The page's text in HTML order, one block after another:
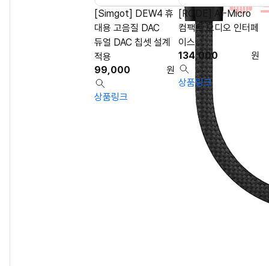
[Simgot] DEW4 휴
대용 고음질 DAC
듀얼 DAC 칩셋 설계
적용
99,000
원
상품링크
[RODE] AI-Micro
컴팩트 오디오 인터페
이스
134,000
원
상품링크